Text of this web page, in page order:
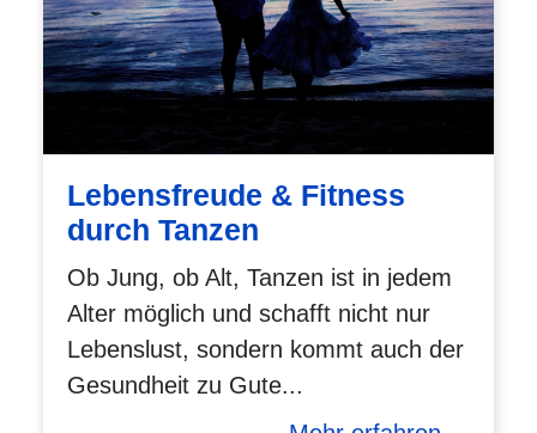
Lebensfreude & Fitness
durch Tanzen
Ob Jung, ob Alt, Tanzen ist in jedem
Alter möglich und schafft nicht nur
Lebenslust, sondern kommt auch der
Gesundheit zu Gute...